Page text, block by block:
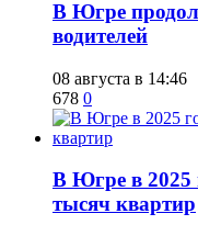
​В Югре
водителей
08 августа в 14:46
678 0
​В Югре в 2025
тысяч квартир